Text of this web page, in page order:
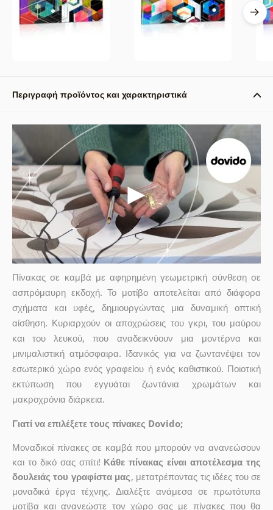
Περιγραφή προϊόντος και χαρακτηριστικά
Πίνακας σε καμβά με αφηρημένη γεωμετρική σύνθεση σε
ασπρόμαυρη εκδοχή. Το μοτίβο αποτελείται από διάφορα
σχήματα και υφές, δημιουργώντας μια δυναμική οπτική
αίσθηση. Κυριαρχούν οι αποχρώσεις του γκρι, του μαύρου
και του λευκού, που αναδεικνύουν μια μοντέρνα και
μινιμαλιστική ατμόσφαιρα. Ιδανικός για να ζωντανέψει τον
εσωτερικό χώρο ενός γραφείου ή ενός καθιστικού. Ποιοτική
εκτύπωση που εγγυάται ζωντάνια χρωμάτων και
μακροχρόνια διάρκεια.
Γιατί να επιλέξετε τους πίνακες Dovido;
Μοναδικοί πίνακες σε καμβά που μπορούν να ανανεώσουν
και το δικό σας σπίτι! Κάθε πίνακας είναι αποτέλεσμα της
δουλειάς του γραφίστα μας, μετατρέποντας τις ιδέες του σε
μοναδικά έργα τέχνης. Διαλέξτε ανάμεσα σε πρωτότυπα
μοτίβα και ανανεώστε τον χώρο σας με πίνακες που θα